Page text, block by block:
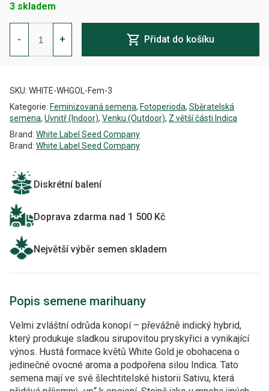
3 skladem
-
White
Gold
Feminizovaná
množství
+ Přidat do košíku
SKU: WHITE-WHGOL-Fem-3
Kategorie: Feminizovaná semena, Fotoperioda, Sběratelská
semena, Uvnitř (Indoor), Venku (Outdoor), Z větší části Indica
Brand: White Label Seed Company
Brand: White Label Seed Company
Diskrétní balení
Doprava zdarma nad 1 500 Kč
Největší výběr semen skladem
Popis semene marihuany
Velmi zvláštní odrůda konopí – převážně indický hybrid,
který produkuje sladkou sirupovitou pryskyřici a vynikající
výnos. Hustá formace květů White Gold je obohacena o
jedinečné ovocné aroma a podpořena silou Indica. Tato
semena mají ve své šlechtitelské historii Sativu, která